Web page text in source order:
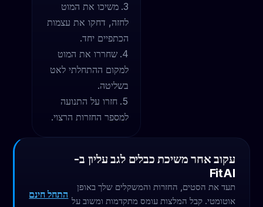
משיכו את המוט
לחזה, דחקו את עצמות
הכתפיים יחד.
שחררו את המוט
למקום ההתחלתי לאט
בשליטה.
חזרו על התנועה
למספר החזרות הרצוי.
עקוב אחר משיכת כבלים לגב עליון ב-
FitAI
תעד את הסטים, החזרות והמשקלים שלך באופן
אוטומטי. קבל המלצות עומס מתקדמות ומשוב על
התחל חינם